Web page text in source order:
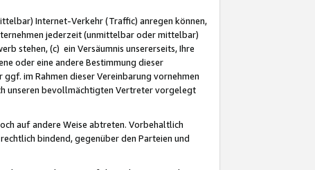
Internet-Verkehr (Traffic) anregen können,
jederzeit (unmittelbar oder mittelbar)
stehen, (c) ein Versäumnis unsererseits, Ihre
oder eine andere Bestimmung dieser
im Rahmen dieser Vereinbarung vornehmen
unseren bevollmächtigten Vertreter vorgelegt
auf andere Weise abtreten. Vorbehaltlich
bindend, gegenüber den Parteien und